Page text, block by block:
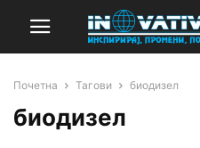
Почетна Тагови биодизел
биодизел